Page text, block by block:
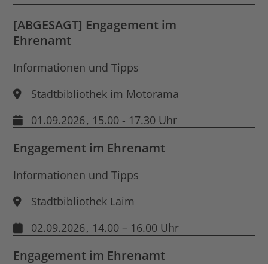
[ABGESAGT] Engagement im
Ehrenamt
Informationen und Tipps
Stadtbibliothek im Motorama
01.09.2026, 15.00 - 17.30 Uhr
Engagement im Ehrenamt
Informationen und Tipps
Stadtbibliothek Laim
02.09.2026, 14.00 – 16.00 Uhr
Engagement im Ehrenamt